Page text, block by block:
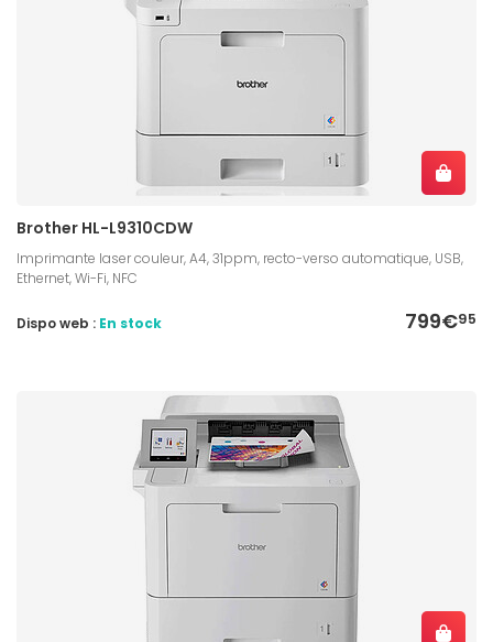
Brother HL-L9310CDW
Imprimante laser couleur, A4, 31ppm, recto-verso automatique, USB,
Ethernet, Wi-Fi, NFC
799€95
Dispo web : En stock